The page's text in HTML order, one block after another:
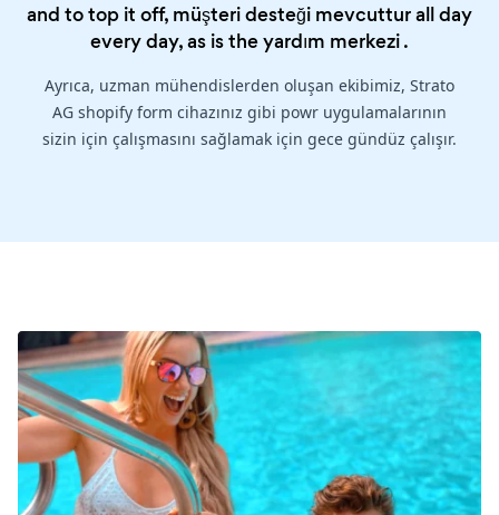
and to top it off, müşteri desteği mevcuttur all day
every day, as is theyardım merkezi.
Ayrıca, uzman mühendislerden oluşan ekibimiz, Strato
AG shopify form cihazınız gibi powr uygulamalarının
sizin için çalışmasını sağlamak için gece gündüz çalışır.